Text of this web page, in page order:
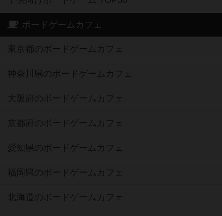
ボードゲームカフェ
東京都のボードゲームカフェ
神奈川県のボードゲームカフェ
大阪府のボードゲームカフェ
京都府のボードゲームカフェ
愛知県のボードゲームカフェ
福岡県のボードゲームカフェ
北海道のボードゲームカフェ